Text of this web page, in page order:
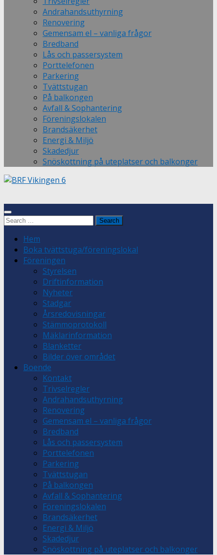
Andrahandsuthyrning
Renovering
Gemensam el – vanliga frågor
Bredband
Lås och passersystem
Porttelefonen
Parkering
Tvättstugan
På balkongen
Avfall & Sophantering
Föreningslokalen
Brandsäkerhet
Energi & Miljö
Skadedjur
Snöskottning på uteplatser och balkonger
Search
Hem
Boka tvättstuga/föreningslokal
Föreningen
Styrelsen
Driftinformation
Nyheter
Stadgar
Årsredovisningar
Stämmoprotokoll
Mäklarinformation
Blanketter
Bilder över området
Boende
Kontakt
Trivselregler
Andrahandsuthyrning
Renovering
Gemensam el – vanliga frågor
Bredband
Lås och passersystem
Porttelefonen
Parkering
Tvättstugan
På balkongen
Avfall & Sophantering
Föreningslokalen
Brandsäkerhet
Energi & Miljö
Skadedjur
Snöskottning på uteplatser och balkonger